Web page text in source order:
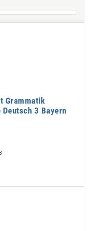
Grammatik
3 Bayern